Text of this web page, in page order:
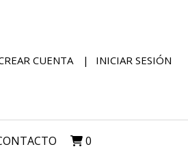
CUENTA INICIAR SESIÓN
0